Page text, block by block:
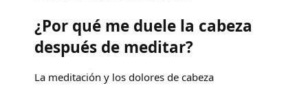
¿Por qué me duele la cabeza
después de meditar?
La meditación y los dolores de cabeza